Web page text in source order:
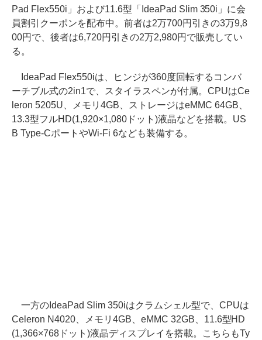
Pad Flex550i」および11.6型「IdeaPad Slim 350i」に会
員割引クーポンを配布中。前者は2万700円引きの3万9,8
00円で、後者は6,720円引きの2万2,980円で販売してい
る。
IdeaPad Flex550iは、ヒンジが360度回転するコンバ
ーチブル式の2in1で、スタイラスペンが付属。CPUはCe
leron 5205U、メモリ4GB、ストレージはeMMC 64GB、
13.3型フルHD(1,920×1,080ドット)液晶などを搭載。US
B Type-CポートやWi-Fi 6なども装備する。
一方のIdeaPad Slim 350iはクラムシェル型で、CPUは
Celeron N4020、メモリ4GB、eMMC 32GB、11.6型HD
(1,366×768ドット)液晶ディスプレイを搭載。こちらもTy